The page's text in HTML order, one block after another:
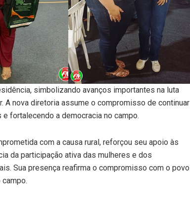
simbolizando avanços importantes na luta
A nova diretoria assume o compromisso de continuar
fortalecendo a democracia no campo.
com a causa rural, reforçou seu apoio às
da participação ativa das mulheres e dos
Sua presença reafirma o compromisso com o povo